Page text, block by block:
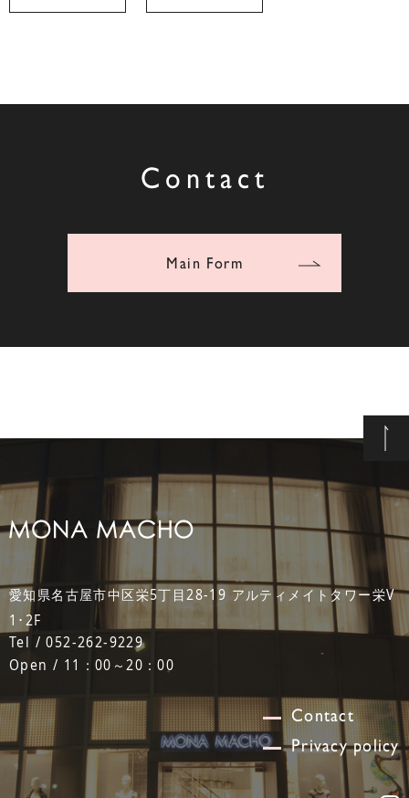
Contact
Main Form
愛知県名古屋市中区栄5丁目28-19 アルティメイトタワー栄V
1･2F
Tel / 052-262-9229
Open / 11：00～20：00
Contact
Privacy policy